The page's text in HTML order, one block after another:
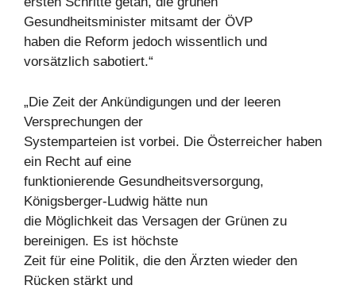
Gesundheitsminister mitsamt der ÖVP
haben die Reform jedoch wissentlich und
vorsätzlich sabotiert.“
„Die Zeit der Ankündigungen und der leeren
Versprechungen der
Systemparteien ist vorbei. Die Österreicher haben
ein Recht auf eine
funktionierende Gesundheitsversorgung,
Königsberger-Ludwig hätte nun
die Möglichkeit das Versagen der Grünen zu
bereinigen. Es ist höchste
Zeit für eine Politik, die den Ärzten wieder den
Rücken stärkt und